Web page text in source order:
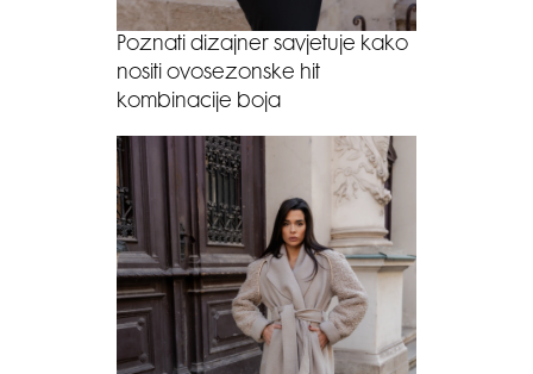
Poznati dizajner savjetuje kako
nositi ovosezonske hit
kombinacije boja